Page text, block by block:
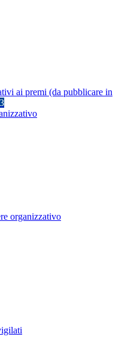
ai premi (da pubblicare in
3
organizzativo